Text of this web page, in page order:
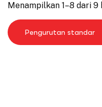
Menampilkan 1–8 dari 9
Pengurutan standar